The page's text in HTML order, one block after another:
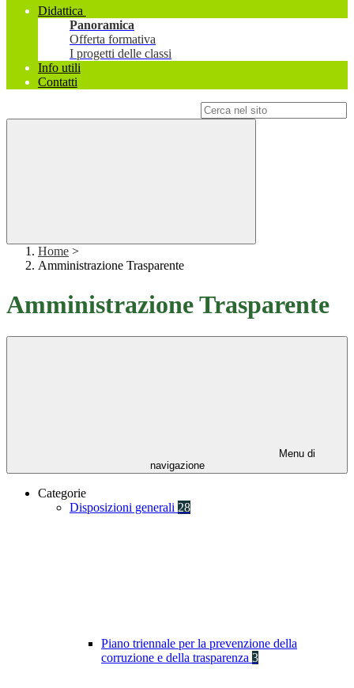
Didattica
Panoramica
Offerta formativa
I progetti delle classi
Info utili
Contatti
Home >
Amministrazione Trasparente
Amministrazione Trasparente
Menu di
navigazione
Categorie
Disposizioni generali 28
Piano triennale per la prevenzione della
corruzione e della trasparenza 3